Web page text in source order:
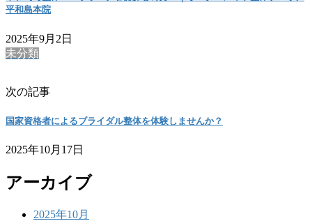
平和島本院
2025年9月2日
未分類
次の記事
国家資格者によるブライダル整体を体験しませんか？
2025年10月17日
アーカイブ
2025年10月